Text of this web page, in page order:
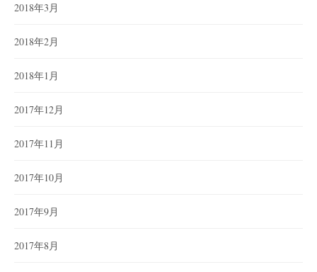
2018年3月
2018年2月
2018年1月
2017年12月
2017年11月
2017年10月
2017年9月
2017年8月